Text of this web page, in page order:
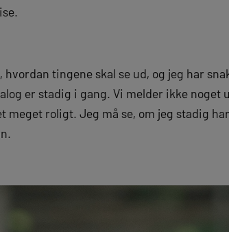
tingene skal se ud, og jeg har
er stadig i gang. Vi melder ikke noget
roligt. Jeg må se, om jeg stadig